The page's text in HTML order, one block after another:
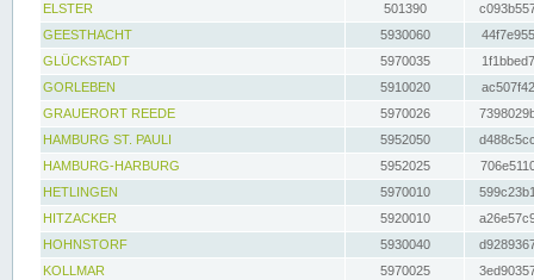
ELSTER
501390
GEESTHACHT
5930060
GLÜCKSTADT
5970035
GORLEBEN
5910020
GRAUERORT REEDE
5970026
HAMBURG ST. PAULI
5952050
HAMBURG-HARBURG
5952025
HETLINGEN
5970010
HITZACKER
5920010
HOHNSTORF
5930040
KOLLMAR
5970025